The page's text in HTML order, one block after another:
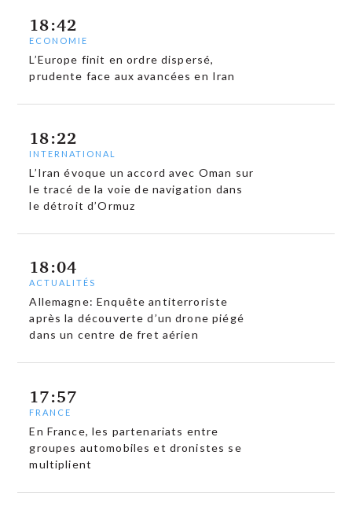
18:42
ECONOMIE
L’Europe finit en ordre dispersé,
prudente face aux avancées en Iran
18:22
INTERNATIONAL
L’Iran évoque un accord avec Oman sur
le tracé de la voie de navigation dans
le détroit d’Ormuz
18:04
ACTUALITÉS
Allemagne: Enquête antiterroriste
après la découverte d’un drone piégé
dans un centre de fret aérien
17:57
FRANCE
En France, les partenariats entre
groupes automobiles et dronistes se
multiplient